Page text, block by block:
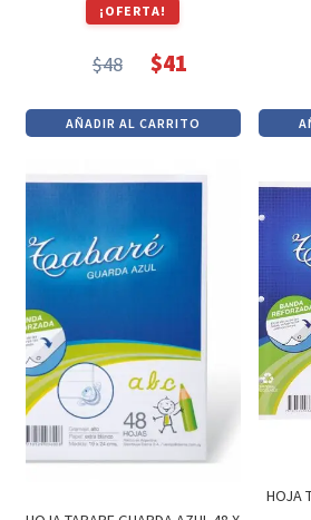
¡OFERTA!
$48
precio
original
$41
precio
actual
AÑADIR AL CARRITO
HOJA